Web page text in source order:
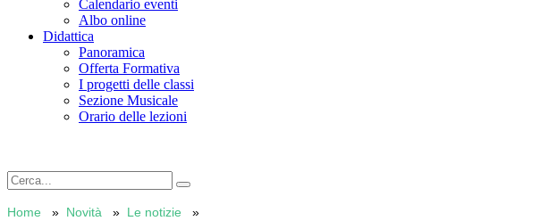
Calendario eventi
Albo online
Didattica
Panoramica
Offerta Formativa
I progetti delle classi
Sezione Musicale
Orario delle lezioni
Home Novità Le notizie